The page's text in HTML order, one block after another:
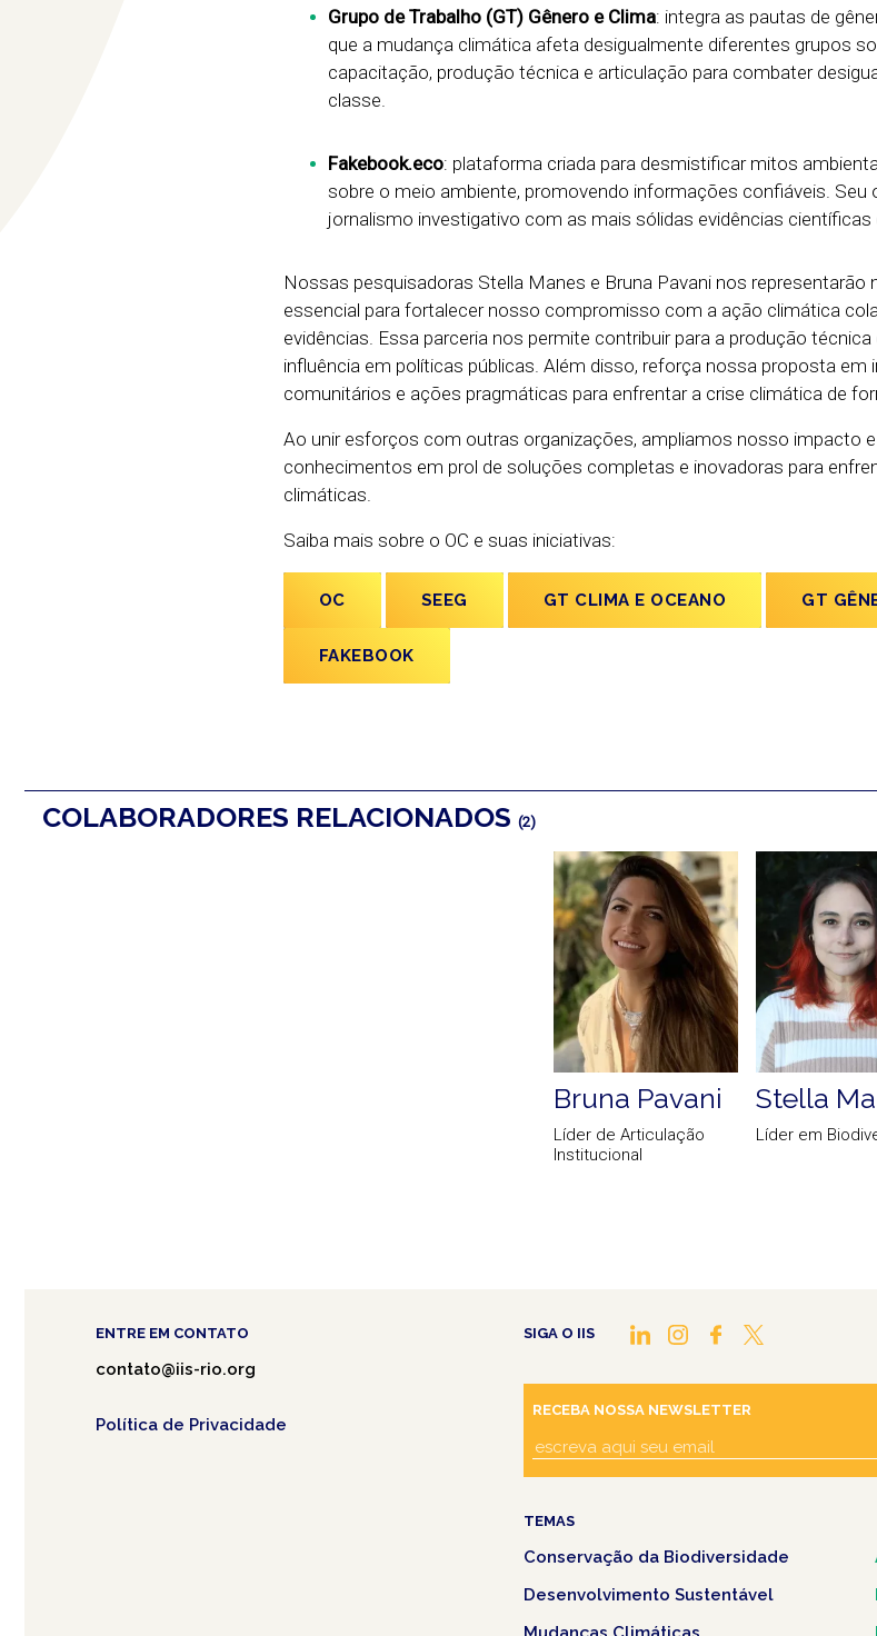
Grupo de Trabalho (GT) Gênero e Clima: integra as pautas de
que a mudança climática afeta desigualmente diferentes grupos
capacitação, produção técnica e articulação para combater
classe.
Fakebook.eco: plataforma criada para desmistificar mitos
sobre o meio ambiente, promovendo informações confiáveis. Seu
jornalismo investigativo com as mais sólidas evidências científicas
Nossas pesquisadoras Stella Manes e Bruna Pavani nos representarão
essencial para fortalecer nosso compromisso com a ação climática
evidências. Essa parceria nos permite contribuir para a produção
influência em políticas públicas. Além disso, reforça nossa proposta em
comunitários e ações pragmáticas para enfrentar a crise climática de
Ao unir esforços com outras organizações, ampliamos nosso impacto
conhecimentos em prol de soluções completas e inovadoras para
climáticas.
Saiba mais sobre o OC e suas iniciativas:
OC SEEG GT CLIMA E OCEANO GT
FAKEBOOK
COLABORADORES RELACIONADOS (2)
Bruna Pavani
Líder de Articulação
Institucional
Stella
Líder em
ENTRE EM CONTATO
contato@iis-rio.org
Política de Privacidade
SIGA O IIS
RECEBA NOSSA NEWSLETTER
TEMAS
Conservação da Biodiversidade
Desenvolvimento Sustentável